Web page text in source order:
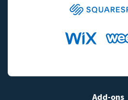
Add-ons